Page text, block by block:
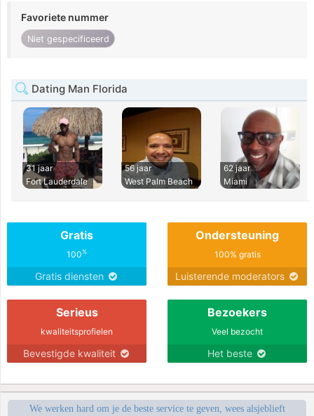
Favoriete nummer
Niet gespecificeerd
Dating Man Florida
31 jaar
Fort Lauderdale
56 jaar
West Palm Beach
62 jaar
Miami
Gratis
100%
Gratis diensten
Ondersteuning
100% gratis
Luisterende moderators
Serieus
kwaliteitsprofielen
Bevestigde kwaliteit
Bezoekers
Veel bezocht
Het beste
We werken hard om je de beste service te geven, wees alsjeblieft